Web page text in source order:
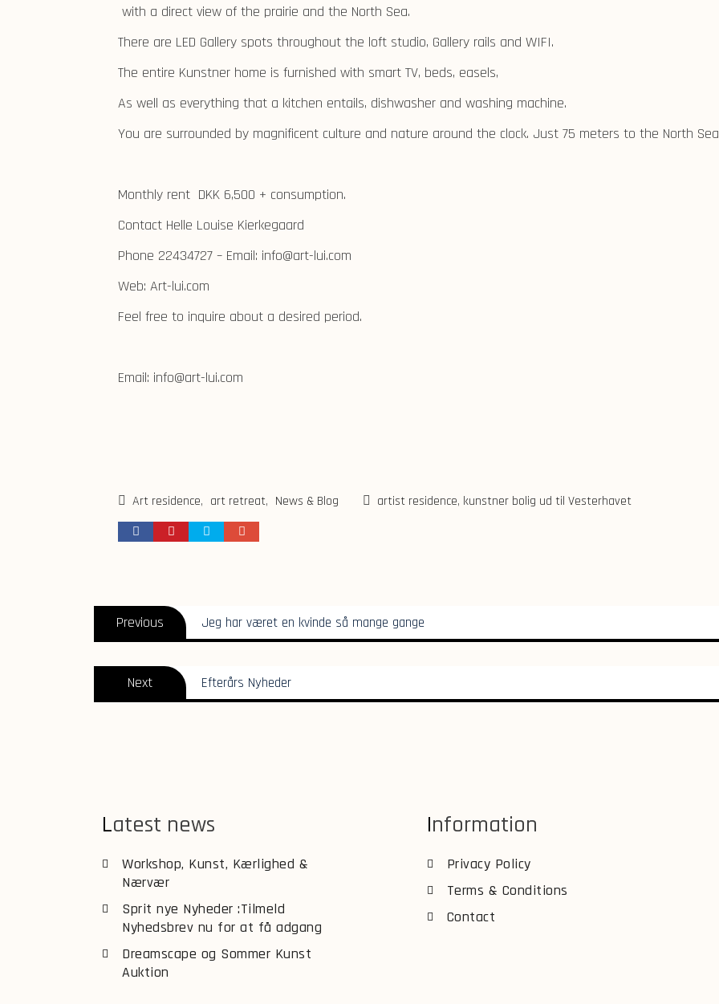
with a direct view of the prairie and the North Sea.
There are LED Gallery spots throughout the loft studio, Gallery rails and WIFI.
The entire Kunstner home is furnished with smart TV, beds, easels,
As well as everything that a kitchen entails, dishwasher and washing machine.
You are surrounded by magnificent culture and nature around the clock. Just 75 meters to the North
Monthly rent DKK 6,500 + consumption.
Contact Helle Louise Kierkegaard
Phone 22434727 – Email: info@art-lui.com
Web: Art-lui.com
Feel free to inquire about a desired period.
Email: info@art-lui.com
Art residence, art retreat, News & Blog artist residence, kunstner bolig ud til Vesterhavet
Post
navigation
Previous
Previous
post:
Jeg har været en kvinde så mange gange
Next
Next
post:
Efterårs Nyheder
Latest news
Workshop, Kunst, Kærlighed &
Nærvær
Sprit nye Nyheder :Tilmeld
Nyhedsbrev nu for at få adgang
Dreamscape og Sommer Kunst
Auktion
Information
Privacy Policy
Terms & Conditions
Contact